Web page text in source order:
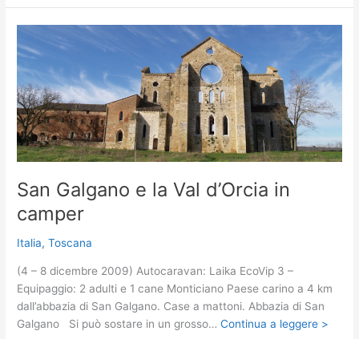
Bibbona,
Bolgheri
in
camper
San Galgano e la Val d’Orcia in
camper
Italia,Toscana
(4 – 8 dicembre 2009) Autocaravan: Laika EcoVip 3 –
Equipaggio: 2 adulti e 1 cane Monticiano Paese carino a 4 km
dall’abbazia di San Galgano. Case a mattoni. Abbazia di San
Galgano Si può sostare in un grosso…Continua a leggere >